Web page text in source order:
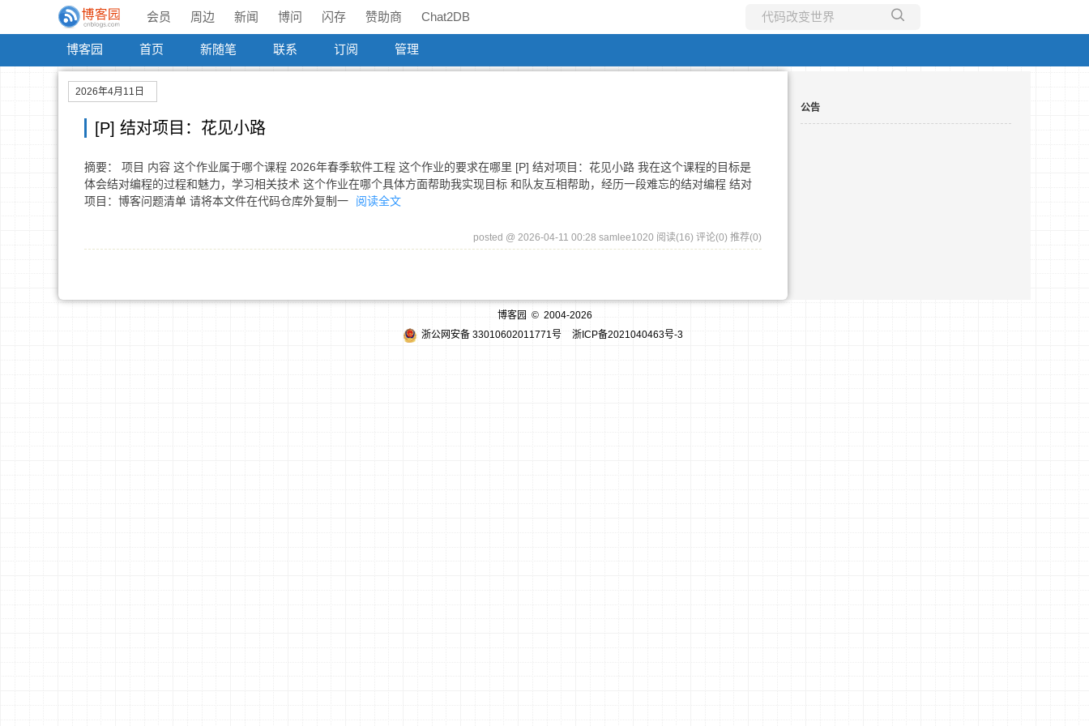
会员 周边 新闻 博问 闪存 赞助商 Chat2DB
博客园 首页 新随笔 联系 订阅 管理
2026年4月11日
[P] 结对项目：花见小路
摘要： 项目 内容 这个作业属于哪个课程 2026年春季软件工程 这个作业的要求在哪里 [P] 结对项目：花见小路 我在这个课程的目标是
体会结对编程的过程和魅力，学习相关技术 这个作业在哪个具体方面帮助我实现目标 和队友互相帮助，经历一段难忘的结对编程 结对
项目：博客问题清单 请将本文件在代码仓库外复制一
阅读全文
posted @ 2026-04-11 00:28 samlee1020 阅读(16) 评论(0) 推荐(0)
公告
博客园 © 2004-2026
浙公网安备 33010602011771号
浙ICP备2021040463号-3